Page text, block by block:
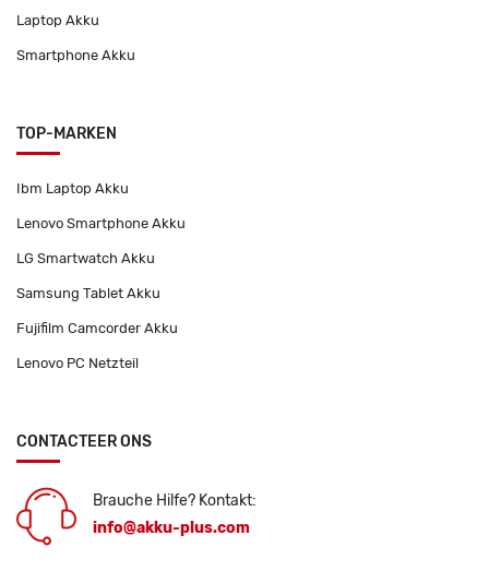
Laptop Akku
Smartphone Akku
TOP-MARKEN
Ibm Laptop Akku
Lenovo Smartphone Akku
LG Smartwatch Akku
Samsung Tablet Akku
Fujifilm Camcorder Akku
Lenovo PC Netzteil
CONTACTEER ONS
Brauche Hilfe? Kontakt:
info@akku-plus.com